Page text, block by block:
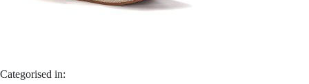
Categorised in: